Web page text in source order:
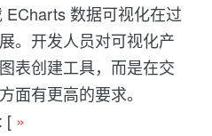
数据可视化在过
。开发人员对可视化产
表创建工具，而是在交
面有更高的要求。
[ »